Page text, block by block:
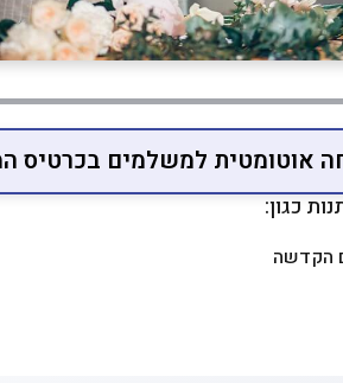
כגון:
הקדשה